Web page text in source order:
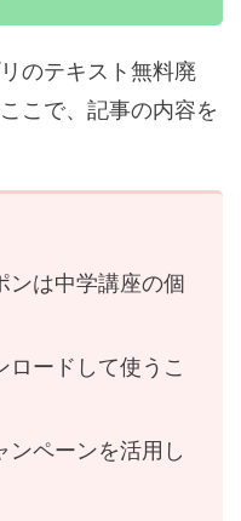
のテキスト無料廃
こで、記事の内容を
ンは中学講座の個
ードして使うこ
ペーンを活用し